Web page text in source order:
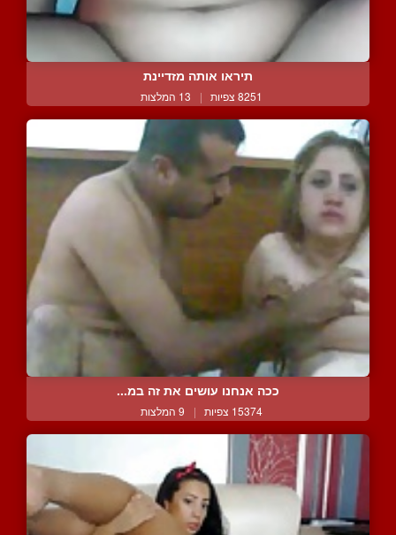
תיראו אותה מזדיינת
8251 צפיות | 13 המלצות
ככה אנחנו עושים את זה במ...
15374 צפיות | 9 המלצות